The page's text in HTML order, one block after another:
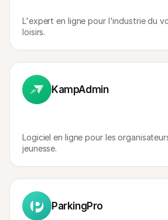
L'expert en ligne pour l'industrie du
loisirs.
KampAdmin
Logiciel en ligne pour les
jeunesse.
ParkingPro
Découvrez pourquoi Mollie figure sur
Pour les clients Mollie
Découvrez comment nous pouvons